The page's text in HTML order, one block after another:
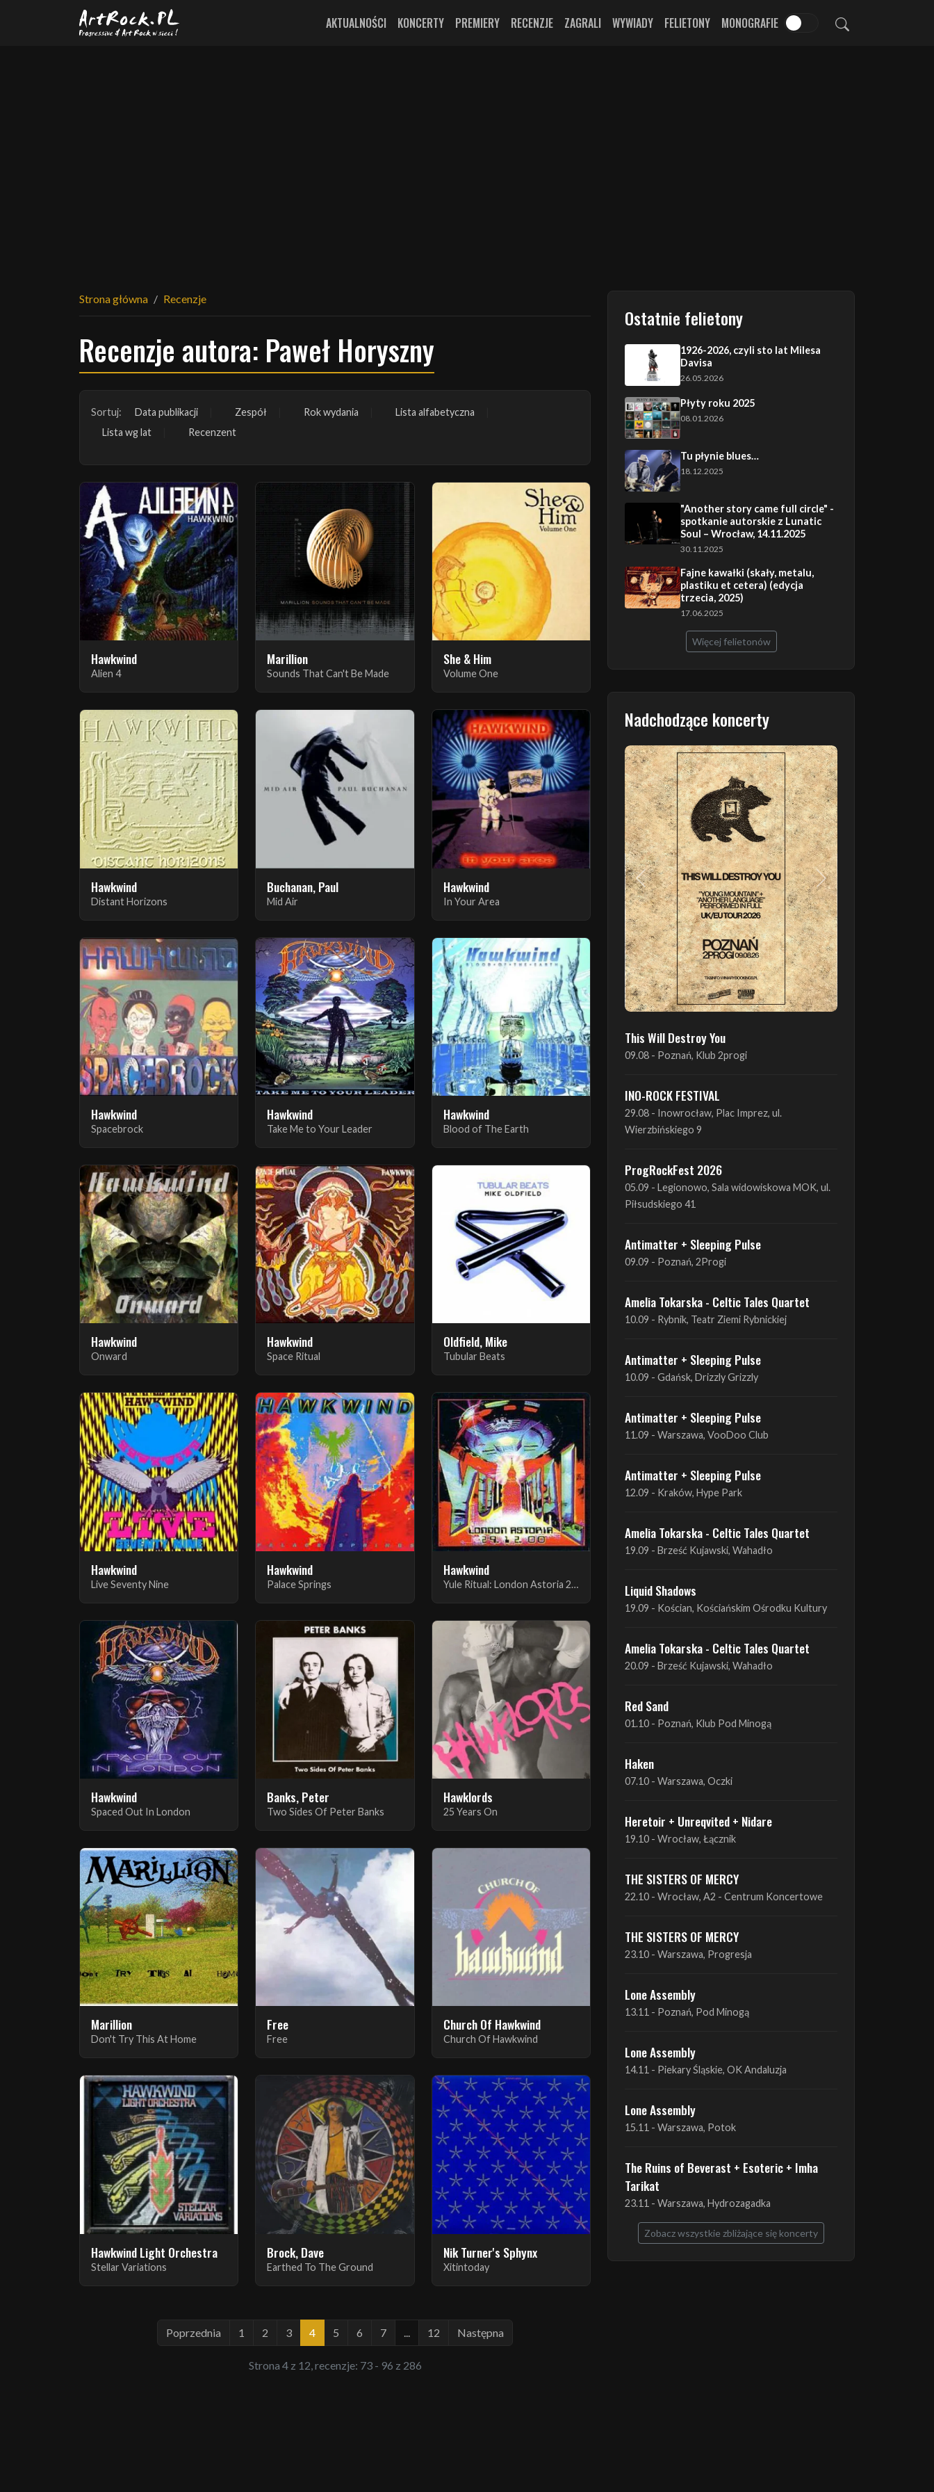
Przejdź do treści głównej
AKTUALNOŚCI KONCERTY PREMIERY RECENZJE ZAGRALI WYWIADY FELIETONY MONOGRAFIE
Strona główna Recenzje
Recenzje autora: Paweł Horyszny
Sortuj: Data publikacji Zespół Rok wydania
Lista alfabetyczna
Lista wg lat
Recenzent
Hawkwind
Alien 4
Marillion
Sounds That Can't Be Made
She & Him
Volume One
Hawkwind
Distant Horizons
Buchanan, Paul
Mid Air
Hawkwind
In Your Area
Hawkwind
Spacebrock
Hawkwind
Take Me to Your Leader
Hawkwind
Blood of The Earth
Hawkwind
Onward
Hawkwind
Space Ritual
Oldfield, Mike
Tubular Beats
Hawkwind
Live Seventy Nine
Hawkwind
Palace Springs
Hawkwind
Yule Ritual: London Astoria 29.12.00
Hawkwind
Spaced Out In London
Banks, Peter
Two Sides Of Peter Banks
Hawklords
25 Years On
Marillion
Don't Try This At Home
Free
Free
Church Of Hawkwind
Church Of Hawkwind
Hawkwind Light Orchestra
Stellar Variations
Brock, Dave
Earthed To The Ground
Nik Turner's Sphynx
Xitintoday
Poprzednia 1 2 3 4 5 6 7 12 Następna
Strona 4 z 12, recenzje: 73 - 96 z 286
Ostatnie felietony
1926-2026, czyli sto lat Milesa
Davisa
26.05.2026
Płyty roku 2025
08.01.2026
Tu płynie blues…
18.12.2025
"Another story came full circle" -
spotkanie autorskie z Lunatic
Soul – Wrocław, 14.11.2025
30.11.2025
Fajne kawałki (skały, metalu,
plastiku et cetera) (edycja
trzecia, 2025)
17.06.2025
Więcej felietonów
Nadchodzące koncerty
Poprzedni Następny
09.08 - Poznań, Klub 2progi
INO-ROCK FESTIVAL
Wierzbińskiego 9
ProgRockFest 2026
Piłsudskiego 41
09.09 - Poznań, 2Progi
10.09 - Rybnik, Teatr Ziemi Rybnickiej
10.09 - Gdańsk, Drizzly Grizzly
11.09 - Warszawa, VooDoo Club
12.09 - Kraków, Hype Park
19.09 - Brześć Kujawski, Wahadło
19.09 - Kościan, Kościańskim Ośrodku Kultury
20.09 - Brześć Kujawski, Wahadło
01.10 - Poznań, Klub Pod Minogą
07.10 - Warszawa, Oczki
19.10 - Wrocław, Łącznik
22.10 - Wrocław, A2 - Centrum Koncertowe
23.10 - Warszawa, Progresja
13.11 - Poznań, Pod Minogą
14.11 - Piekary Śląskie, OK Andaluzja
15.11 - Warszawa, Potok
The Ruins of Beverast + Esoteric + Imha
Tarikat
23.11 - Warszawa, Hydrozagadka